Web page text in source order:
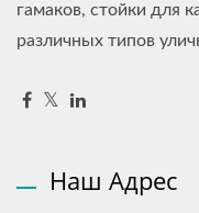
гамаков, стойки для
различных типов
Наш Адрес